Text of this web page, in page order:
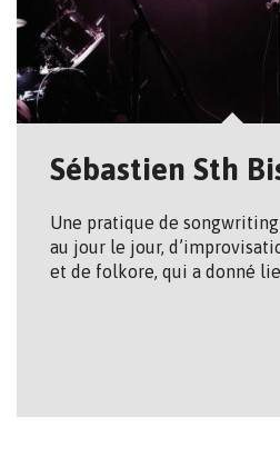
Sébastien Sth
Une pratique de
au jour le jour,
et de folkore, qui a donné